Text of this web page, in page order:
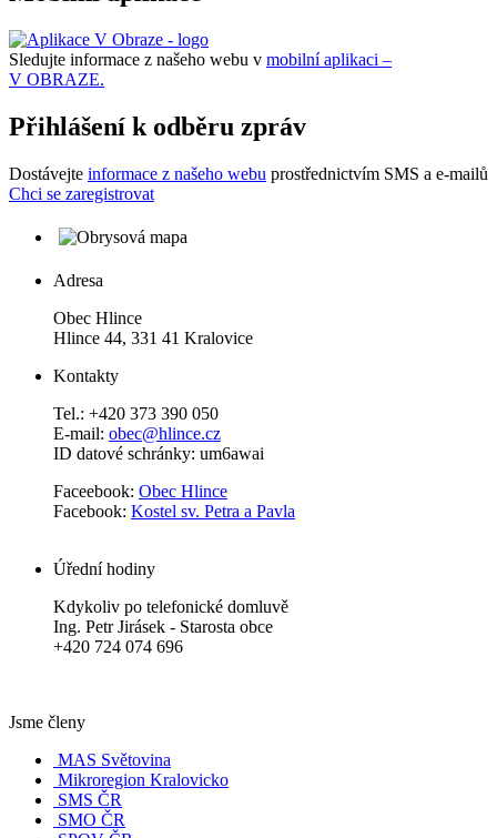
Sledujte informace z našeho webu v mobilní aplikaci –
V OBRAZE.
Přihlášení k odběru zpráv
Dostávejte informace z našeho webu prostřednictvím SMS a e-mailů
Chci se zaregistrovat
Adresa
Obec Hlince
Hlince 44, 331 41 Kralovice
Kontakty
Tel.: +420 373 390 050
E-mail: obec@hlince.cz
ID datové schránky: um6awai
Faceebook: Obec Hlince
Facebook: Kostel sv. Petra a Pavla
Úřední hodiny
Kdykoliv po telefonické domluvě
Ing. Petr Jirásek - Starosta obce
+420 724 074 696
Jsme členy
MAS Světovina
Mikroregion Kralovicko
SMS ČR
SMO ČR